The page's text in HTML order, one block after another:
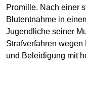
Promille. Nach einer
Blutentnahme in
Jugendliche seiner
Strafverfahren
und Beleidigung mit